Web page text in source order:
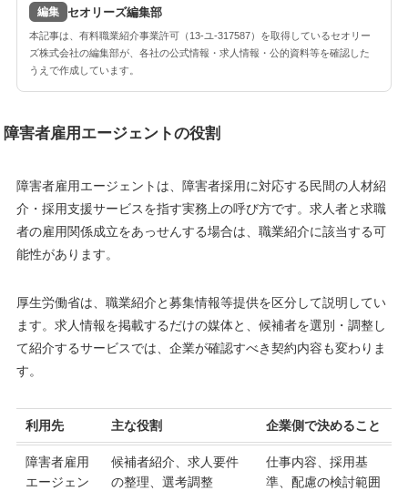
編集 セオリーズ編集部
本記事は、有料職業紹介事業許可（13-ユ-317587）を取得しているセオリー
ズ株式会社の編集部が、各社の公式情報・求人情報・公的資料等を確認した
うえで作成しています。
障害者雇用エージェントの役割
障害者雇用エージェントは、障害者採用に対応する民間の人材紹
介・採用支援サービスを指す実務上の呼び方です。求人者と求職
者の雇用関係成立をあっせんする場合は、職業紹介に該当する可
能性があります。
厚生労働省は、職業紹介と募集情報等提供を区分して説明してい
ます。求人情報を掲載するだけの媒体と、候補者を選別・調整し
て紹介するサービスでは、企業が確認すべき契約内容も変わりま
す。
利用先 主な役割 企業側で決めること
障害者雇用
エージェン
候補者紹介、求人要件
の整理、選考調整
仕事内容、採用基
準、配慮の検討範囲